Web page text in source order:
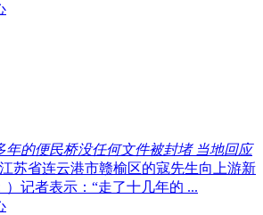
年的便民桥没任何文件被封堵 当地回应
苏省连云港市赣榆区的寇先生向上游新
）记者表示：“走了十几年的 ...